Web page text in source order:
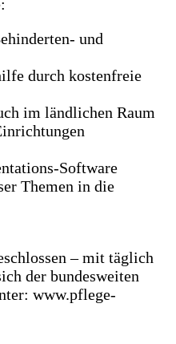
und
durch kostenfreie
im ländlichen Raum
Software
Themen in die
– mit täglich
der bundesweiten
www.pflege-